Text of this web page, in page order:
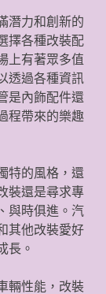
潛力和創新的
擇各種改裝配
上有著眾多值
透過各種資訊
是內飾配件還
程帶來的樂趣
特的風格，還
裝還是尋求專
與時俱進。汽
其他改裝愛好
長。
輛性能，改裝